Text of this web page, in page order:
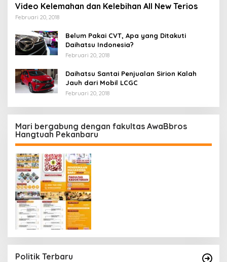
Video Kelemahan dan Kelebihan All New Terios
Februari 20, 2018
Belum Pakai CVT, Apa yang Ditakuti
Daihatsu Indonesia?
Februari 20, 2018
Daihatsu Santai Penjualan Sirion Kalah
Jauh dari Mobil LCGC
Februari 20, 2018
Mari bergabung dengan fakultas AwaBbros
Hangtuah Pekanbaru
Politik Terbaru